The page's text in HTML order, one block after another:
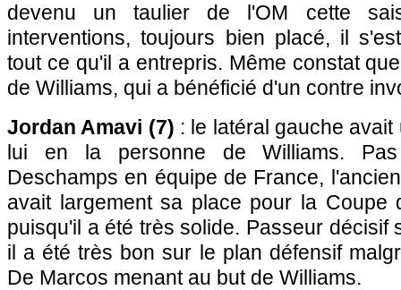
devenu un taulier de l'OM cette
interventions, toujours bien placé, il
tout ce qu'il a entrepris. Même constat
de Williams, qui a bénéficié d'un contre
Jordan Amavi (7) : le latéral gauche
lui en la personne de Williams.
Deschamps en équipe de France,
avait largement sa place pour la Coupe
puisqu'il a été très solide. Passeur décisif
il a été très bon sur le plan défensif
De Marcos menant au but de Williams.